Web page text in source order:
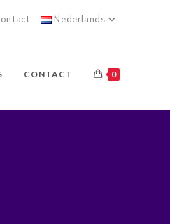
Nederlands
CONTACT 0